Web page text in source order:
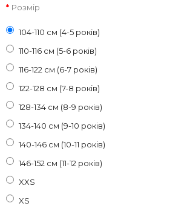
Розмір
104-110 см (4-5 років)
110-116 см (5-6 років)
116-122 см (6-7 років)
122-128 см (7-8 років)
128-134 см (8-9 років)
134-140 см (9-10 років)
140-146 см (10-11 років)
146-152 см (11-12 років)
XXS
XS